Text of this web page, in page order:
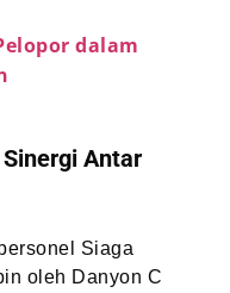
dalam
Antar
Siaga
oleh Danyon C